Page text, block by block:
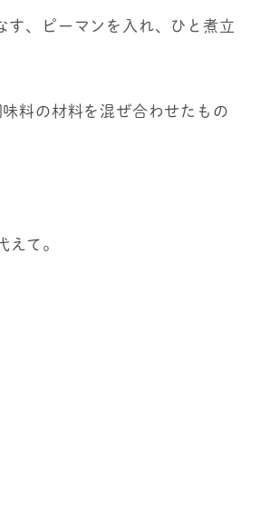
す、ピーマンを入れ、ひと煮立
料の材料を混ぜ合わせたもの
えて。